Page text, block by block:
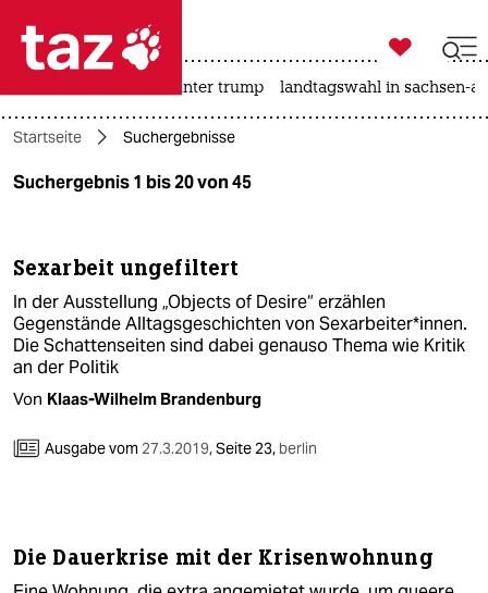
 taz zahl ich
taz zahl ich
themen
öko
gesellschaft
kultur
sport

taz zahl ich
usa unter trump landtagswahl in sachsen-
Startseite Suchergebnisse
Suchergebnis 1 bis 20 von 45
Sexarbeit ungefiltert
In der Ausstellung „Objects of Desire“ erzählen
Gegenstände Alltagsgeschichten von Sexarbeiter*innen.
Die Schattenseiten sind dabei genauso Thema wie Kritik
an der Politik
Von Klaas-Wilhelm Brandenburg
Ausgabe vom 27.3.2019,Seite 23, berlin
Die Dauerkrise mit der Krisenwohnung